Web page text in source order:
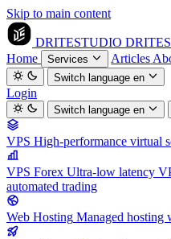
Skip to main content
DRITESTUDIO
Home
Services Articles
Switch languageen
Login
Switch languageen
VPS High-performance virtual
VPS Forex Ultra-low latency
automated trading
Web Hosting Managed hosting